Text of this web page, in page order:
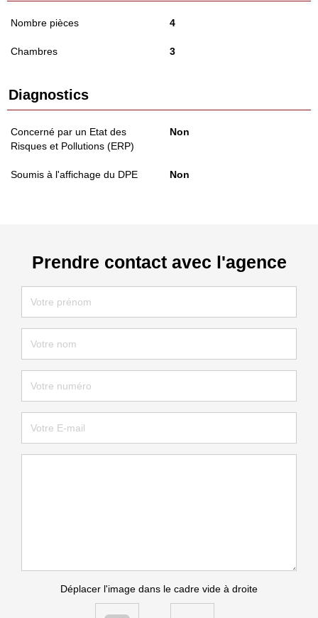
Nombre pièces 4
Chambres 3
Diagnostics
Concerné par un Etat des
Risques et Pollutions (ERP)
Non
Soumis à l'affichage du DPE Non
Prendre contact avec l'agence
Déplacer l'image dans le cadre vide à droite